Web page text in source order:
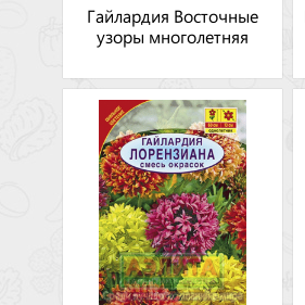
Гайлардия Восточные
узоры многолетняя